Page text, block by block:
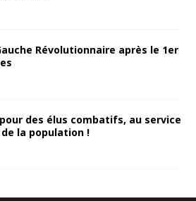
Révolutionnaire après le 1er
des élus combatifs, au service
la population !